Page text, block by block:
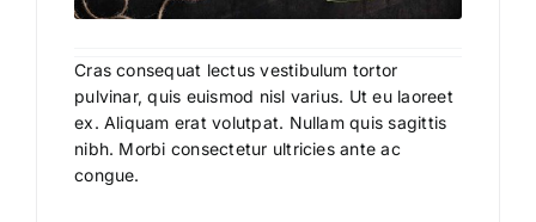
Cras consequat lectus vestibulum tortor
pulvinar, quis euismod nisl varius. Ut eu laoreet
ex. Aliquam erat volutpat. Nullam quis sagittis
nibh. Morbi consectetur ultricies ante ac
congue.